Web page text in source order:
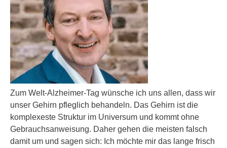
Zum Welt-Alzheimer-Tag wünsche ich uns allen, dass wir
unser Gehirn pfleglich behandeln. Das Gehirn ist die
komplexeste Struktur im Universum und kommt ohne
Gebrauchsanweisung. Daher gehen die meisten falsch
damit um und sagen sich: Ich möchte mir das lange frisch